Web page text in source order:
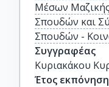
Μέσων
Σπουδών και
Σπουδών -
Συγγραφέας
Κυριακάκου
Έτος